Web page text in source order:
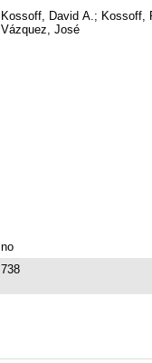
Kossoff, David A.; Kossoff,
Vázquez, José
no
738